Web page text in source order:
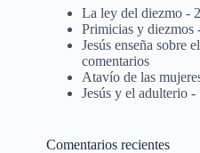
La ley del diezmo -
Primicias y diezmos
Jesús enseña sobre
comentarios
Atavío de las
Jesús y el adulterio -
Comentarios recientes